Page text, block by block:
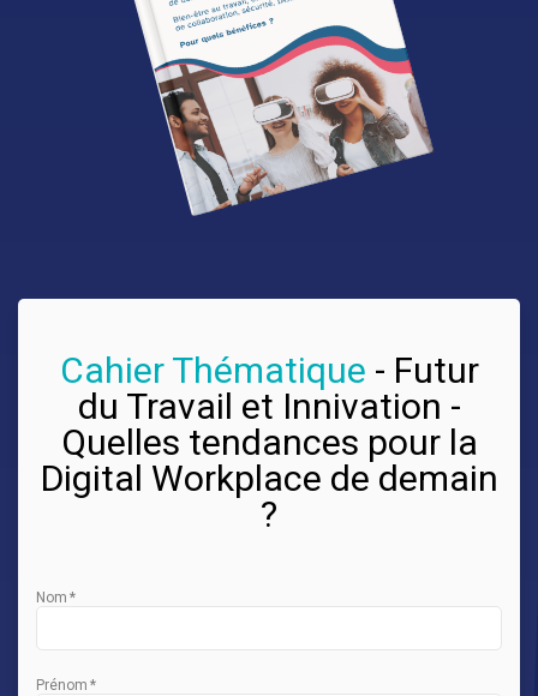
Cahier Thématique - Futur
du Travail et Innivation -
Quelles tendances pour la
Digital Workplace de demain
?
Nom *
Prénom *